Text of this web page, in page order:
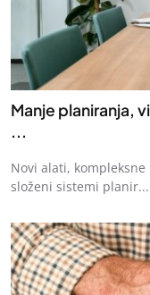
Manje planiranja,
...
Novi alati,
složeni sistemi planir...